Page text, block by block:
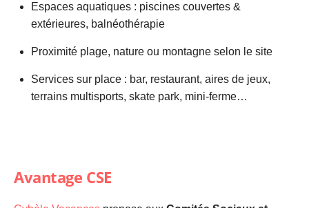
Espaces aquatiques : piscines couvertes &
extérieures, balnéothérapie
Proximité plage, nature ou montagne selon le site
Services sur place : bar, restaurant, aires de jeux,
terrains multisports, skate park, mini-ferme…
Avantage CSE